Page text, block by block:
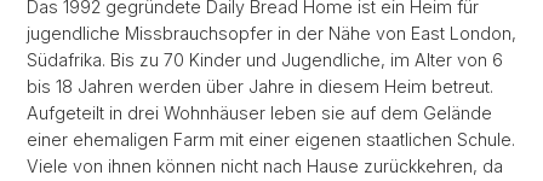
Das 1992 gegründete Daily Bread Home ist ein Heim für
jugendliche Missbrauchsopfer in der Nähe von East London,
Südafrika. Bis zu 70 Kinder und Jugendliche, im Alter von 6
bis 18 Jahren werden über Jahre in diesem Heim betreut.
Aufgeteilt in drei Wohnhäuser leben sie auf dem Gelände
einer ehemaligen Farm mit einer eigenen staatlichen Schule.
Viele von ihnen können nicht nach Hause zurückkehren, da